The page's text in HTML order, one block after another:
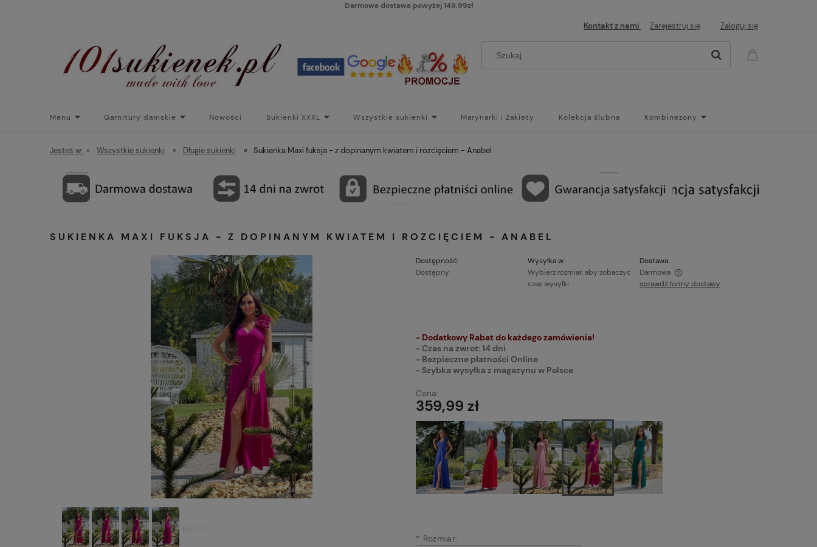
Darmowa dostawa powyżej 149,99zł
Kontakt z nami Zarejestruj się Zaloguj się
Menu Garnitury damskie Nowości Sukienki XXXL Wszystkie sukienki Marynarki i Żakiety Kolekcja ślubna Kombinezony
Torebki do sukienek Promocje Płaszcze/kurtki Paski Koszt dostawy Skontaktuj się z Nami!
Jesteś w: » Wszystkie sukienki » Długie sukienki » Sukienka Maxi fuksja - z dopinanym kwiatem i rozcięciem - Anabel
SUKIENKA MAXI FUKSJA - Z DOPINANYM KWIATEM I ROZCIĘCIEM - ANABEL
Dostępność:
Dostępny
Wysyłka w:
Wybierz rozmiar, aby zobaczyć
czas wysyłki
Dostawa:
Darmowa
sprawdź formy dostawy
- Dodatkowy Rabat do każdego zamówienia!
- Czas na zwrot: 14 dni
- Bezpieczne płatności Online
- Szybka wysyłka z magazynu w Polsce
Cena:
359,99 zł
* Rozmiar: